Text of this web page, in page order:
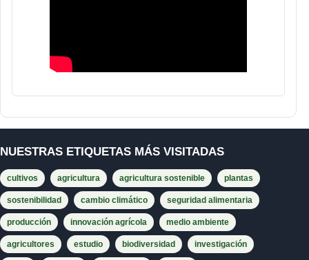
NUESTRAS ETIQUETAS MÁS VISITADAS
cultivos agricultura agricultura sostenible plantas
sostenibilidad cambio climático seguridad alimentaria
producción innovación agrícola medio ambiente
agricultores estudio biodiversidad investigación